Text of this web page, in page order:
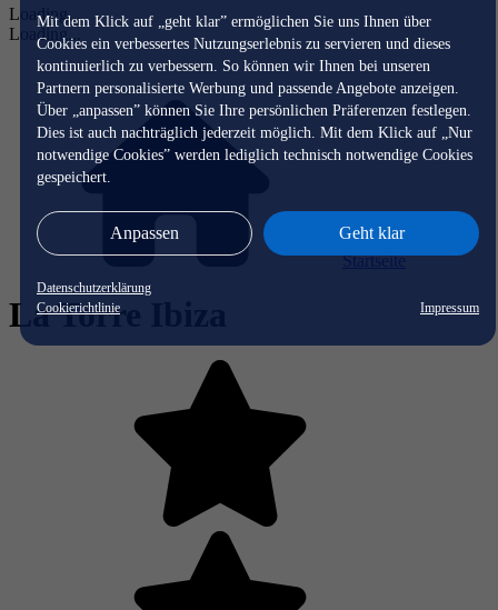
Mit dem Klick auf „geht klar” ermöglichen Sie uns Ihnen über
Cookies ein verbessertes Nutzungserlebnis zu servieren und dieses
kontinuierlich zu verbessern. So können wir Ihnen bei unseren
Partnern personalisierte Werbung und passende Angebote anzeigen.
Über „anpassen” können Sie Ihre persönlichen Präferenzen festlegen.
Dies ist auch nachträglich jederzeit möglich. Mit dem Klick auf „Nur
notwendige Cookies” werden lediglich technisch notwendige Cookies
gespeichert.
Anpassen Geht klar
Datenschutzerklärung
Cookierichtlinie
Impressum
Loading...
Loading...
Startseite
La Torre Ibiza